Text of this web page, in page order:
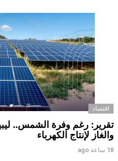
اقتصاد
تقرير: رغم وفرة الشمس..
والغاز لإنتاج الكهرباء
18 ساعة ago